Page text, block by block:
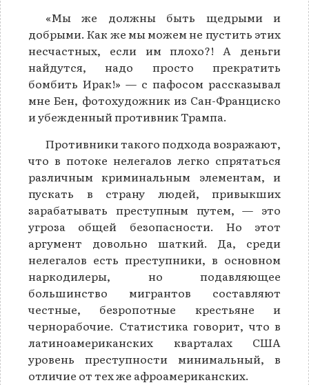
«Мы же должны быть щедрыми и
добрыми. Как же мы можем не пустить этих
несчастных, если им плохо?! А деньги
найдутся, надо просто прекратить
бомбить Ирак!» — с пафосом рассказывал
мне Бен, фотохудожник из Сан-Франциско
и убежденный противник Трампа.
Противники такого подхода возражают,
что в потоке нелегалов легко спрятаться
различным криминальным элементам, и
пускать в страну людей, привыкших
зарабатывать преступным путем, — это
угроза общей безопасности. Но этот
аргумент довольно шаткий. Да, среди
нелегалов есть преступники, в основном
наркодилеры, но подавляющее
большинство мигрантов составляют
честные, безропотные крестьяне и
чернорабочие. Статистика говорит, что в
латиноамериканских кварталах США
уровень преступности минимальный, в
отличие от тех же афроамериканских.